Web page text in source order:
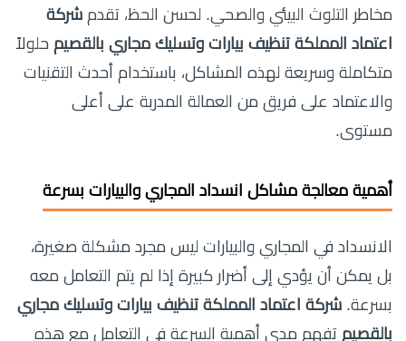
مخاطر التلوث البيئي والصحي. لحسن الحظ، تقدم شركة
اعتماد المملكة تنظيف بيارات وتسليك مجاري بالقصيم حلولاً
متكاملة وسريعة لهذه المشاكل، باستخدام أحدث التقنيات
والاعتماد على فريق من العمالة المدربة على أعلى
مستوى.
أهمية معالجة مشاكل انسداد المجاري والبيارات بسرعة
الانسداد في المجاري والبيارات ليس مجرد مشكلة صغيرة،
بل يمكن أن يؤدي إلى أضرار كبيرة إذا لم يتم التعامل معه
بسرعة. شركة اعتماد المملكة تنظيف بيارات وتسليك مجاري
بالقصيم تفهم مدى أهمية السرعة في التعامل مع هذه